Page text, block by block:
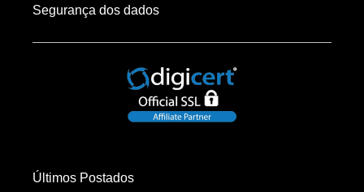
Segurança dos dados
Últimos Postados